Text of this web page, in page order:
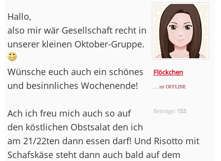
Flöckchen
... ist OFFLINE
Beiträge: 153
Hallo,
also mir wär Gesellschaft recht in
unserer kleinen Oktober-Gruppe.
Wünsche euch auch ein schönes
und besinnliches Wochenende!
Ach ich freu mich auch so auf
den köstlichen Obstsalat den ich
am 21/22ten dann essen darf! Und Risotto mit
Schafskäse steht dann auch bald auf dem